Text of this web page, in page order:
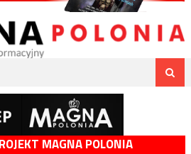
MAGNA POLONIA